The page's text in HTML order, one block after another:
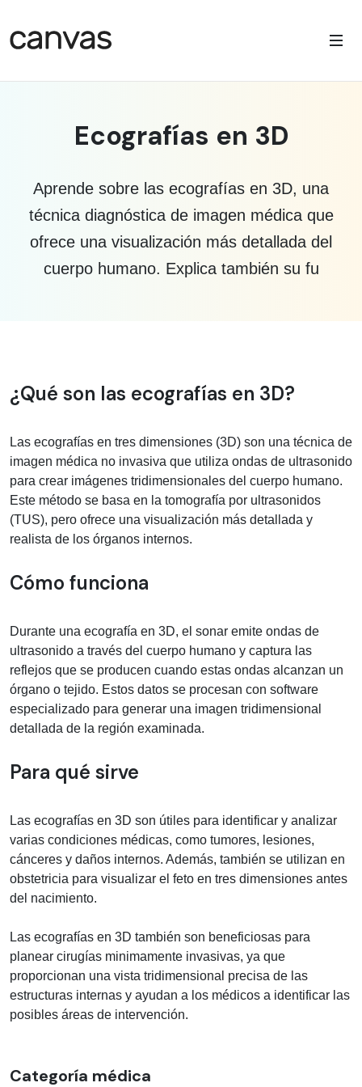
Ecografías en 3D
Aprende sobre las ecografías en 3D, una
técnica diagnóstica de imagen médica que
ofrece una visualización más detallada del
cuerpo humano. Explica también su fu
Información médica sobre ecografías
¿Qué son las ecografías en 3D?
Las ecografías en tres dimensiones (3D) son una técnica de
imagen médica no invasiva que utiliza ondas de ultrasonido
para crear imágenes tridimensionales del cuerpo humano.
Este método se basa en la tomografía por ultrasonidos
(TUS), pero ofrece una visualización más detallada y
realista de los órganos internos.
Cómo funciona
Durante una ecografía en 3D, el sonar emite ondas de
ultrasonido a través del cuerpo humano y captura las
reflejos que se producen cuando estas ondas alcanzan un
órgano o tejido. Estos datos se procesan con software
especializado para generar una imagen tridimensional
detallada de la región examinada.
Para qué sirve
Las ecografías en 3D son útiles para identificar y analizar
varias condiciones médicas, como tumores, lesiones,
cánceres y daños internos. Además, también se utilizan en
obstetricia para visualizar el feto en tres dimensiones antes
del nacimiento.
Las ecografías en 3D también son beneficiosas para
planear cirugías minimamente invasivas, ya que
proporcionan una vista tridimensional precisa de las
estructuras internas y ayudan a los médicos a identificar las
posibles áreas de intervención.
Categoría médica